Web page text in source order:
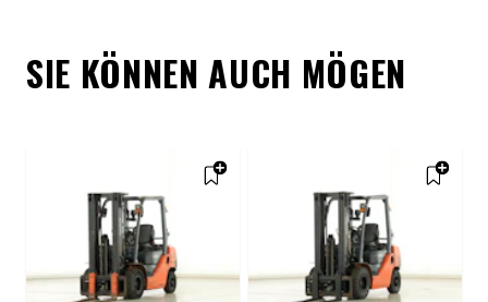
SIE KÖNNEN AUCH MÖGEN